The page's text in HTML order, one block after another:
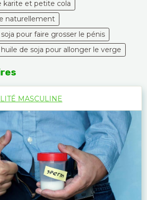
karite et petite cola
naturellement
pour faire grosser le pénis
de soja pour allonger le verge
MASCULINE